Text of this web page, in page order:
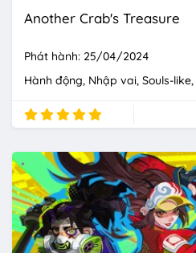
Another Crab's Treasure
Phát hành: 25/04/2024
Hành động Nhập vai Souls-like